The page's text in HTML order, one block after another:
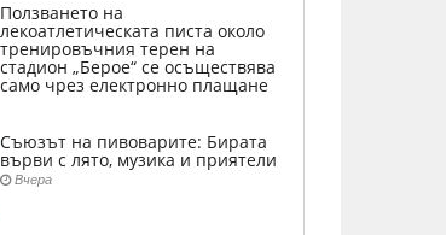
Ползването на
лекоатлетическата писта около
тренировъчния терен на
стадион „Берое“ се осъществява
само чрез електронно плащане
Съюзът на пивоварите: Бирата
върви с лято, музика и приятели
Вчера